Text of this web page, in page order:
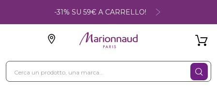
-31% SU 59€ A CARRELLO!